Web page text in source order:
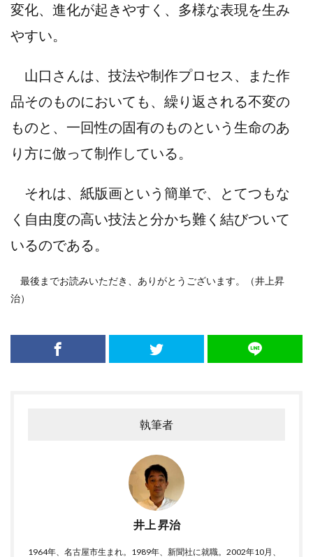
変化、進化が起きやすく、多様な表現を生み
やすい。
山口さんは、技法や制作プロセス、また作
品そのものにおいても、繰り返される不変の
ものと、一回性の固有のものという生命のあ
り方に倣って制作している。
それは、紙版画という簡単で、とてつもな
く自由度の高い技法と分かち難く結びついて
いるのである。
最後までお読みいただき、ありがとうございます。（井上昇
治）
執筆者
井上 昇治
1964年、名古屋市生まれ。1989年、新聞社に就職。2002年10月、